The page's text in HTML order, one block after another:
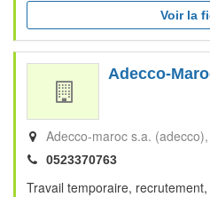
Voir la
Adecco-
Adecco-maroc s.a. (adecco)
0523370763
Travail temporaire,